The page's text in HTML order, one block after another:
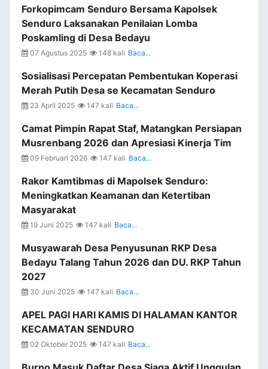
Forkopimcam Senduro Bersama Kapolsek
Senduro Laksanakan Penilaian Lomba
Poskamling di Desa Bedayu
07 Agustus 2025 148 kali Baca...
Sosialisasi Percepatan Pembentukan Koperasi
Merah Putih Desa se Kecamatan Senduro
23 April 2025 147 kali Baca...
Camat Pimpin Rapat Staf, Matangkan Persiapan
Musrenbang 2026 dan Apresiasi Kinerja Tim
09 Februari 2026 147 kali Baca...
Rakor Kamtibmas di Mapolsek Senduro:
Meningkatkan Keamanan dan Ketertiban
Masyarakat
19 Juni 2025 147 kali Baca...
Musyawarah Desa Penyusunan RKP Desa
Bedayu Talang Tahun 2026 dan DU. RKP Tahun
2027
30 Juni 2025 147 kali Baca...
APEL PAGI HARI KAMIS DI HALAMAN KANTOR
KECAMATAN SENDURO
02 Oktober 2025 147 kali Baca...